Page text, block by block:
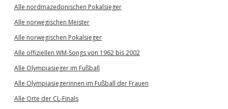
Alle nordmazedonischen Pokalsieger
Alle norwegischen Meister
Alle norwegischen Pokalsieger
Alle offiziellen WM-Songs von 1962 bis 2002
Alle Olympiasieger im Fußball
Alle Olympiasiegerinnen im Fußball der Frauen
Alle Orte der CL-Finals